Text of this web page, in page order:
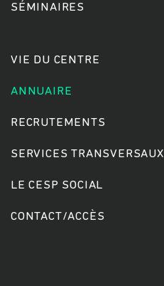
SÉMINAIRES
VIE DU CENTRE
ANNUAIRE
RECRUTEMENTS
SERVICES TRANSVERSAUX
LE CESP SOCIAL
CONTACT/ACCÈS